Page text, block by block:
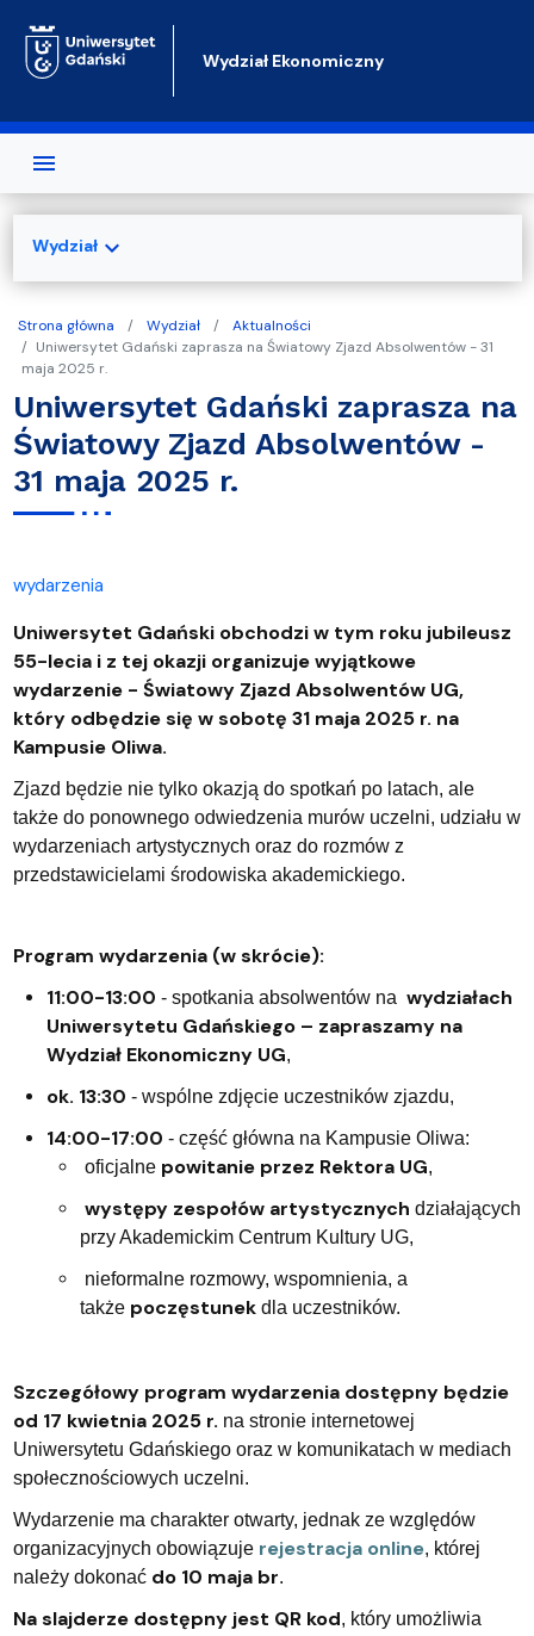
Wydział Ekonomiczny
Strona główna Wydział
Aktualności
Uniwersytet Gdański zaprasza na Światowy Zjazd Absolwentów - 31
maja 2025 r.
Uniwersytet Gdański zaprasza na
Światowy Zjazd Absolwentów -
31 maja 2025 r.
wydarzenia
Uniwersytet Gdański obchodzi w tym roku jubileusz
55-lecia i z tej okazji organizuje wyjątkowe
wydarzenie - Światowy Zjazd Absolwentów UG,
który odbędzie się w sobotę 31 maja 2025 r. na
Kampusie Oliwa.
Zjazd będzie nie tylko okazją do spotkań po latach, ale
także do ponownego odwiedzenia murów uczelni, udziału w
wydarzeniach artystycznych oraz do rozmów z
przedstawicielami środowiska akademickiego.
Program wydarzenia (w skrócie):
11:00-13:00 - spotkania absolwentów na wydziałach
Uniwersytetu Gdańskiego – zapraszamy na
Wydział Ekonomiczny UG,
ok. 13:30 - wspólne zdjęcie uczestników zjazdu,
14:00-17:00 - część główna na Kampusie Oliwa:
oficjalne powitanie przez Rektora UG,
występy zespołów artystycznych działających
przy Akademickim Centrum Kultury UG,
nieformalne rozmowy, wspomnienia, a
także poczęstunekdla uczestników.
Szczegółowy program wydarzenia dostępny będzie
od 17 kwietnia 2025 r. na stronie internetowej
Uniwersytetu Gdańskiego oraz w komunikatach w mediach
społecznościowych uczelni.
Wydarzenie ma charakter otwarty, jednak ze względów
organizacyjnych obowiązuje rejestracja online, której
należy dokonaćdo 10 maja br.
Na slajderze dostępny jest QR kod, który umożliwia
Wydziałexpand_more